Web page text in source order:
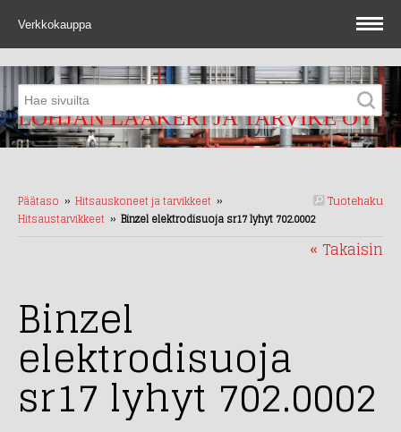
Verkkokauppa
LOHJAN LAAKERI JA TARVIKE OY
Tuotehaku
Päätaso ›› Hitsauskoneet ja tarvikkeet ››
Hitsaustarvikkeet ›› Binzel elektrodisuoja sr17 lyhyt 702.0002
« Takaisin
Binzel
elektrodisuoja
sr17 lyhyt 702.0002